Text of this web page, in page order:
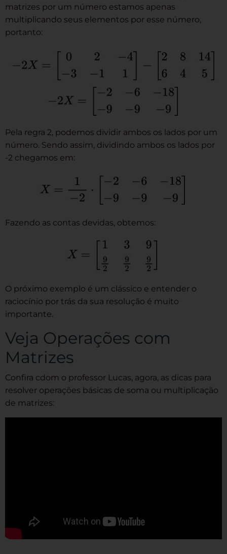
matrizes por um número estamos apenas
multiplicando seus elementos por esse número,
portanto:
Pela regra 2, podemos dividir ambos os lados por um
número. Sendo assim, dividindo ambos os lados por
-2 chegamos em:
Fazendo as contas devidas, obtemos:
O próximo exemplo é um clássico e entender o
raciocínio por trás da sua resolução é muito
importante.
Veja Operações com
Matrizes
Confira cdom o professor Lucas, agora, as dicas para
resolver operações básicas de soma ou multiplicação
de matrizes: